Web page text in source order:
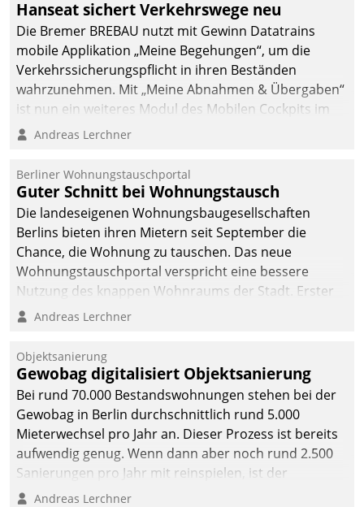
Hanseat sichert Verkehrswege neu
Die Bremer BREBAU nutzt mit Gewinn Datatrains
mobile Applikation „Meine Begehungen“, um die
Verkehrssicherungspflicht in ihren Beständen
wahrzunehmen. Mit „Meine Abnahmen & Übergaben“
ist nun ein weiteres Modul des Mobilen Cockpits im
Einsatz.
Andreas Lerchner
Berliner Wohnungstauschportal
Guter Schnitt bei Wohnungstausch
Die landeseigenen Wohnungsbaugesellschaften
Berlins bieten ihren Mietern seit September die
Chance, die Wohnung zu tauschen. Das neue
Wohnungstauschportal verspricht eine bessere
Nutzung des knappen Wohnraums der Stadt. Erster
Anwendungsfall für Datatrains Lösung API-Hub mit
Unternehmen.
Andreas Lerchner
Objektsanierung
Gewobag digitalisiert Objektsanierung
Bei rund 70.000 Bestandswohnungen stehen bei der
Gewobag in Berlin durchschnittlich rund 5.000
Mieterwechsel pro Jahr an. Dieser Prozess ist bereits
aufwendig genug. Wenn dann aber noch rund 2.500
Sanierungen pro Jahr mit reinspielen, ist der
Betreuungs- und Organisationsaufwand immens. Im
Andreas Lerchner